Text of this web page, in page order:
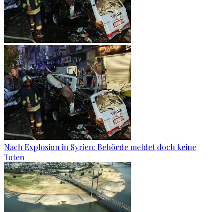
Nach Explosion in Syrien: Behörde meldet doch keine
Toten